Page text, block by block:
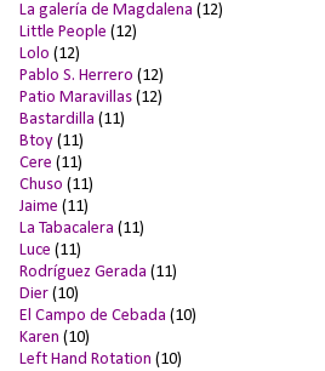
La galería de Magdalena (12)
Little People (12)
Lolo (12)
Pablo S. Herrero (12)
Patio Maravillas (12)
Bastardilla (11)
Btoy (11)
Cere (11)
Chuso (11)
Jaime (11)
La Tabacalera (11)
Luce (11)
Rodríguez Gerada (11)
Dier (10)
El Campo de Cebada (10)
Karen (10)
Left Hand Rotation (10)